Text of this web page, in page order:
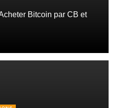
Bitcoin par CB et